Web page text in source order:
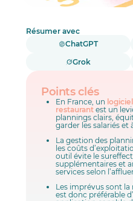
Résumer avec
ChatGPT
Grok
Points clés
En France, un
restaurant est un
plannings clairs,
garder les salariés et
La gestion des
les coûts
outil évite le
supplémentaires et
services selon
Les imprévus sont la
est donc préférable